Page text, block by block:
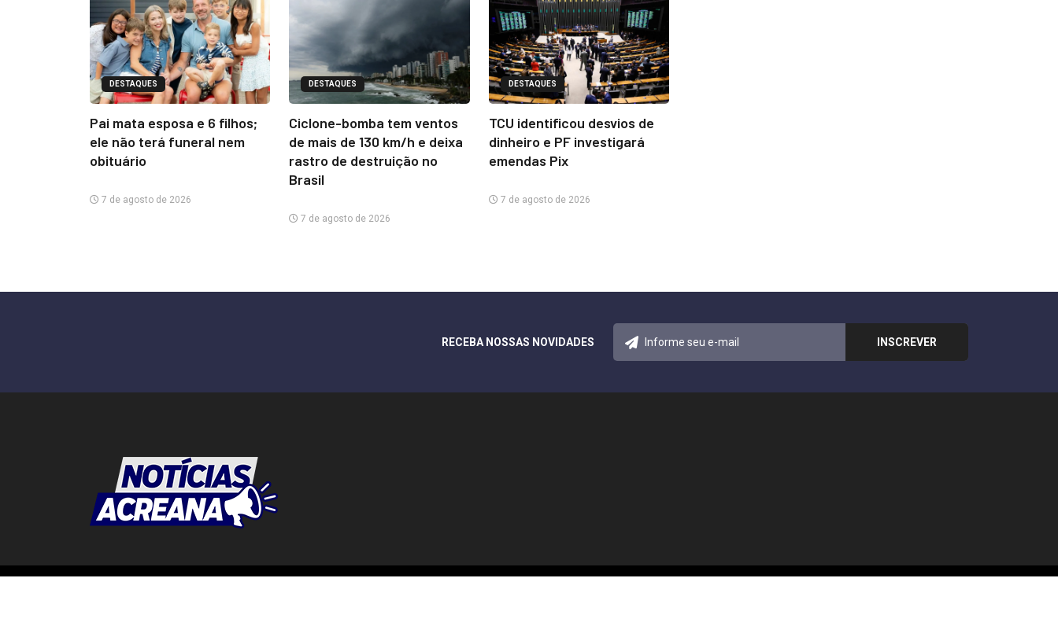
DESTAQUES
Pai mata esposa e 6 filhos;
ele não terá funeral nem
obituário
7 de agosto de 2026
DESTAQUES
Ciclone-bomba tem ventos
de mais de 130 km/h e deixa
rastro de destruição no
Brasil
7 de agosto de 2026
DESTAQUES
TCU identificou desvios de
dinheiro e PF investigará
emendas Pix
7 de agosto de 2026
RECEBA NOSSAS NOVIDADES